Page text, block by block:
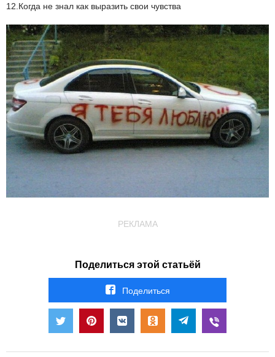
12.Когда не знал как выразить свои чувства
РЕКЛАМА
Поделиться этой статьёй
Поделиться